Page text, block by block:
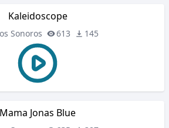
Kaleidoscope
Sonoros 613 145
Mama Jonas Blue